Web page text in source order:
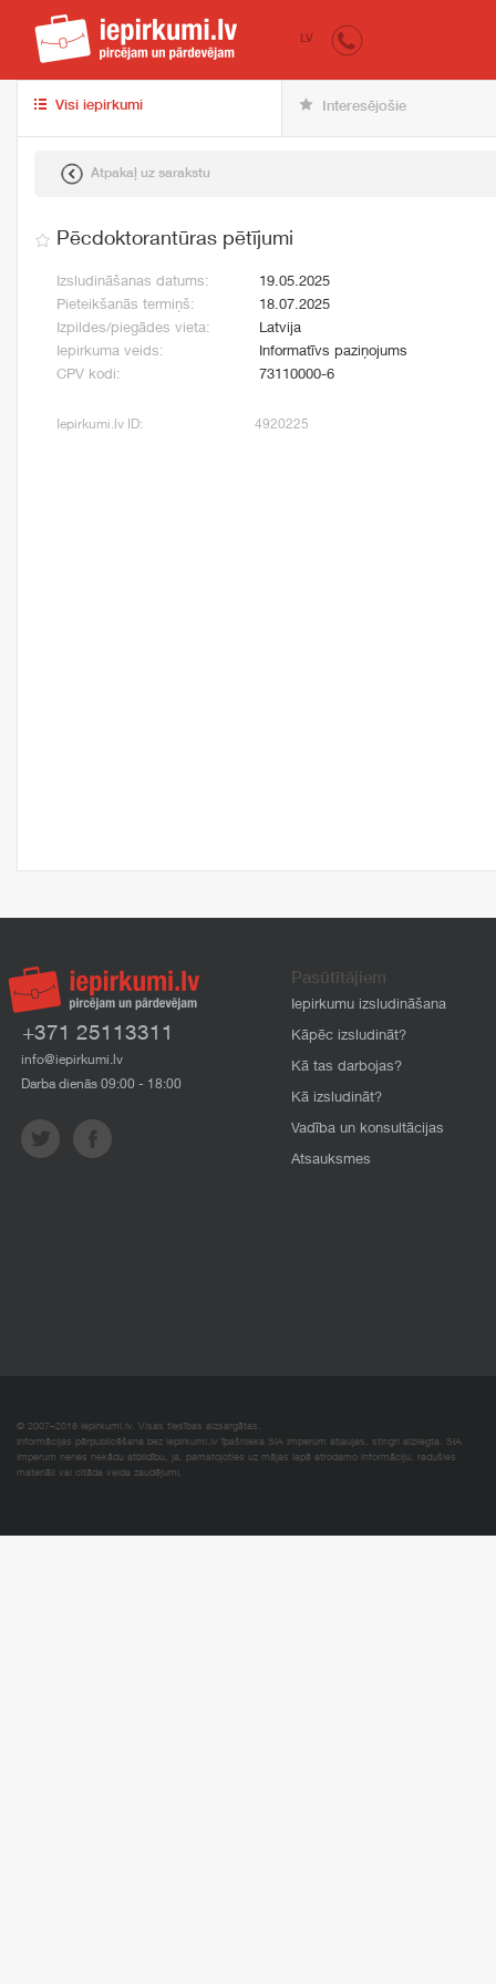
iepirkumi.lv
LV
Visi iepirkumi Interesējošie
Atpakaļ uz sarakstu
Pēcdoktorantūras pētījumi
Izsludināšanas datums:
19.05.2025
Pieteikšanās termiņš:
18.07.2025
Izpildes/piegādes vieta:
Latvija
Iepirkuma veids:
Informatīvs paziņojums
CPV kodi:
73110000-6
Iepirkumi.lv ID: 4920225
+371 25113311
info@iepirkumi.lv
Darba dienās 09:00 - 18:00
Pasūtītājiem
Iepirkumu izsludināšana
Kāpēc izsludināt?
Kā tas darbojas?
Kā izsludināt?
Vadība un konsultācijas
Atsauksmes
© 2007–2018 Iepirkumi.lv. Visas tiesības aizsargātas.
Informācijas pārpublicēšana bez iepirkumi.lv īpašnieka SIA Imperum atļaujas, stingri aizliegta. SIA
Imperum nenes nekādu atbildību, ja, pamatojoties uz mājas lapā atrodamo informāciju, radušies
materiāli vai citāda veida zaudējumi.